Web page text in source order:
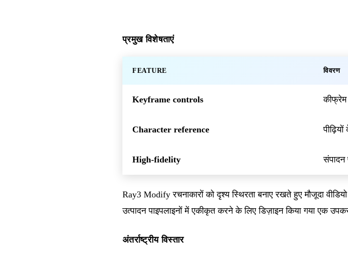
प्रमुख विशेषताएं
FEATURE विवरण
Keyframe controls
Character reference
High-fidelity संपादन
Ray3 Modify रचनाकारों को दृश्य स्थिरता बनाए रखते हुए मौजूदा
उत्पादन पाइपलाइनों में एकीकृत करने के लिए डिज़ाइन किया गया एक
अंतर्राष्ट्रीय विस्तार